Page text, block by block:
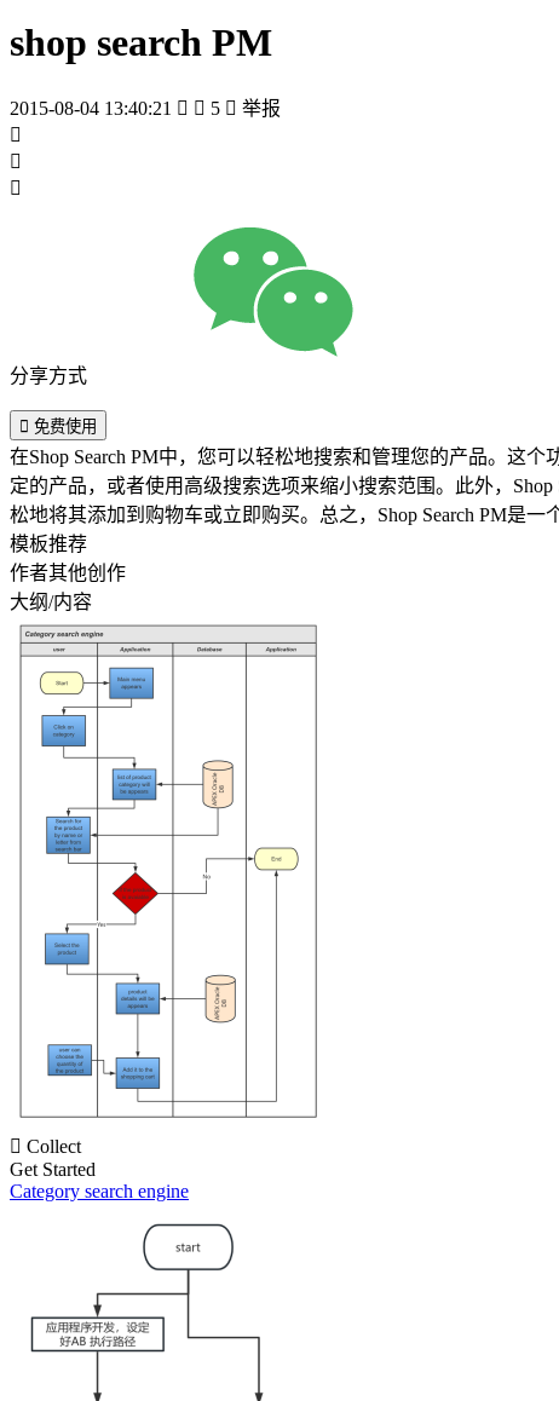
shop search PM
2015-08-04 13:40:21   5  举报



分享方式
 免费使用
在Shop Search PM中，您可以轻松地搜索和管理您的产品。这
定的产品，或者使用高级搜索选项来缩小搜索范围。此外，
松地将其添加到购物车或立即购买。总之，Shop Search PM是
模板推荐
作者其他创作
大纲/内容
 Collect
Get Started
Category search engine